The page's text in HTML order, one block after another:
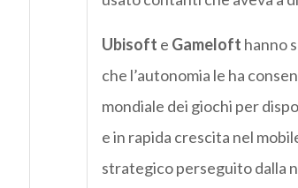
Ubisoft e Gameloft hanno
che l’autonomia le ha
mondiale dei giochi per
e in rapida crescita nel
strategico perseguito dalla